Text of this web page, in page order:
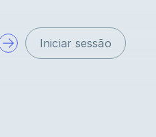
Iniciar sessão